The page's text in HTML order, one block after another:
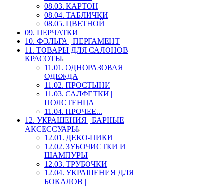
08.03. КАРТОН
08.04. ТАБЛИЧКИ
08.05. ЦВЕТНОЙ
09. ПЕРЧАТКИ
10. ФОЛЬГА | ПЕРГАМЕНТ
11. ТОВАРЫ ДЛЯ САЛОНОВ
КРАСОТЫ
11.01. ОДНОРАЗОВАЯ
ОДЕЖДА
11.02. ПРОСТЫНИ
11.03. САЛФЕТКИ |
ПОЛОТЕНЦА
11.04. ПРОЧЕЕ...
12. УКРАШЕНИЯ | БАРНЫЕ
АКСЕССУАРЫ
12.01. ДЕКО-ПИКИ
12.02. ЗУБОЧИСТКИ И
ШАМПУРЫ
12.03. ТРУБОЧКИ
12.04. УКРАШЕНИЯ ДЛЯ
БОКАЛОВ |